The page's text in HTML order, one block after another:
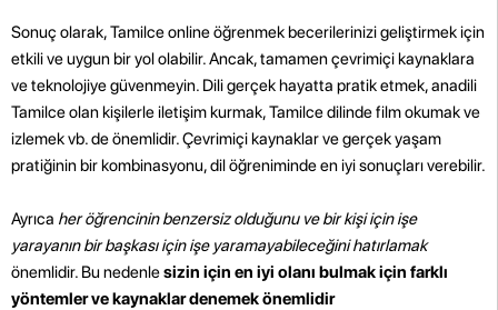
Sonuç olarak, Tamilce online öğrenmek becerilerinizi geliştirmek için
etkili ve uygun bir yol olabilir. Ancak, tamamen çevrimiçi kaynaklara
ve teknolojiye güvenmeyin. Dili gerçek hayatta pratik etmek, anadili
Tamilce olan kişilerle iletişim kurmak, Tamilce dilinde film okumak ve
izlemek vb. de önemlidir. Çevrimiçi kaynaklar ve gerçek yaşam
pratiğinin bir kombinasyonu, dil öğreniminde en iyi sonuçları verebilir.
Ayrıca her öğrencinin benzersiz olduğunu ve bir kişi için işe
yarayanın bir başkası için işe yaramayabileceğini hatırlamak
önemlidir. Bu nedenlesizin için en iyi olanı bulmak için farklı
yöntemler ve kaynaklar denemek önemlidir